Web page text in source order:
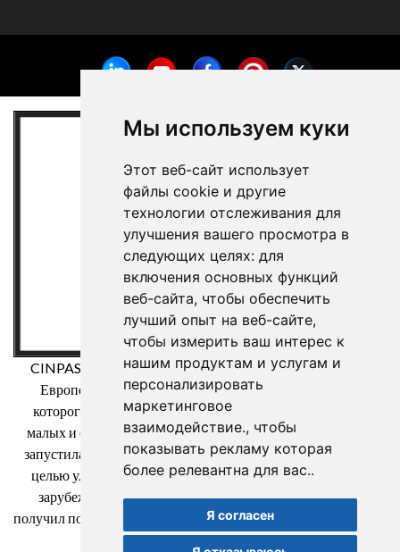
Мы используем куки
Этот веб-сайт использует
файлы cookie и другие
технологии отслеживания для
улучшения вашего просмотра в
следующих целях: для
включения основных функций
веб-сайта, чтобы обеспечить
лучший опыт на веб-сайте,
чтобы измерить ваш интерес к
нашим продуктам и услугам и
персонализировать
маркетинговое
взаимодействие., чтобы
показывать рекламу которая
более релевантна для вас..
Я согласен
CINPASA Cintas y Pasamanería SA была бенефициаром
Европейского фонда регионального развития, целью
которого является повышение конкурентоспособности
малых и средних предприятий, и благодаря которому она
запустила Международный план цифрового маркетинга с
целью улучшения своего онлайн-позиционирования на
зарубежных рынках в течение 2021 год. Для этого он
получил поддержку программы XPANDE DIGITAL Торговой
палаты Реуса. Способ сделать Европу